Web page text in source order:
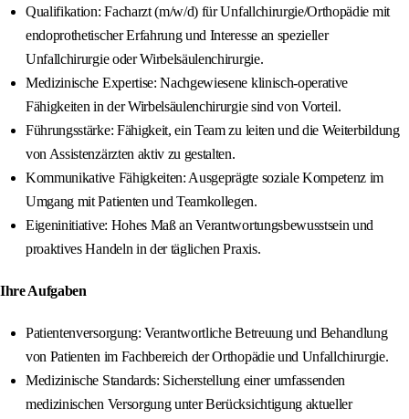
Qualifikation: Facharzt (m/w/d) für Unfallchirurgie/Orthopädie mit
endoprothetischer Erfahrung und Interesse an spezieller
Unfallchirurgie oder Wirbelsäulenchirurgie.
Medizinische Expertise: Nachgewiesene klinisch-operative
Fähigkeiten in der Wirbelsäulenchirurgie sind von Vorteil.
Führungsstärke: Fähigkeit, ein Team zu leiten und die Weiterbildung
von Assistenzärzten aktiv zu gestalten.
Kommunikative Fähigkeiten: Ausgeprägte soziale Kompetenz im
Umgang mit Patienten und Teamkollegen.
Eigeninitiative: Hohes Maß an Verantwortungsbewusstsein und
proaktives Handeln in der täglichen Praxis.
Ihre Aufgaben
Patientenversorgung: Verantwortliche Betreuung und Behandlung
von Patienten im Fachbereich der Orthopädie und Unfallchirurgie.
Medizinische Standards: Sicherstellung einer umfassenden
medizinischen Versorgung unter Berücksichtigung aktueller